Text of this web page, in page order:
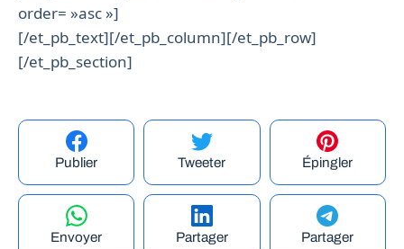
order= »asc »]
[/et_pb_text][/et_pb_column][/et_pb_row]
[/et_pb_section]
Publier Tweeter Épingler
Envoyer Partager Partager